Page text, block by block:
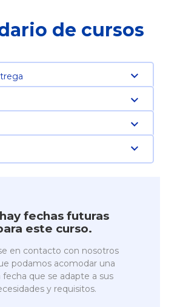
de cursos
fechas futuras
este curso.
en contacto con nosotros
podamos acomodar una
fecha que se adapte a sus
y requisitos.